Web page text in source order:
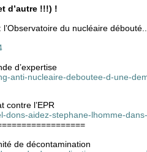
d’autre !!!) !
du nucléaire
d’expertise
anti-nucleaire-deboutee-d-une-
contre l’EPR
dons-aidez-stephane-lhomme-
de décontamination